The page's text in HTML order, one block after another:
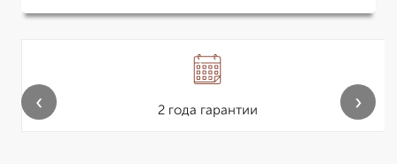
2 года гарантии
‹ ›